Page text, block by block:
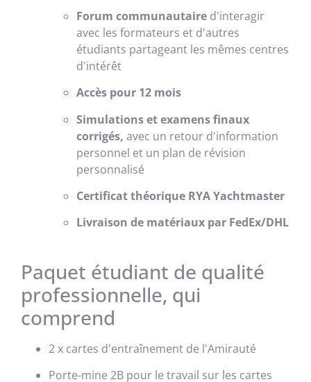
Forum communautaire d'interagir
avec les formateurs et d'autres
étudiants partageant les mêmes centres
d'intérêt
Accès pour 12 mois
Simulations et examens finaux
corrigés, avec un retour d'information
personnel et un plan de révision
personnalisé
Certificat théorique RYA Yachtmaster
Livraison de matériaux par FedEx/DHL
Paquet étudiant de qualité
professionnelle, qui
comprend
2 x cartes d'entraînement de l'Amirauté
Porte-mine 2B pour le travail sur les cartes